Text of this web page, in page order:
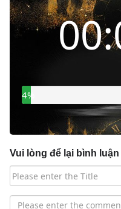
5%
Vui lòng để lại bình